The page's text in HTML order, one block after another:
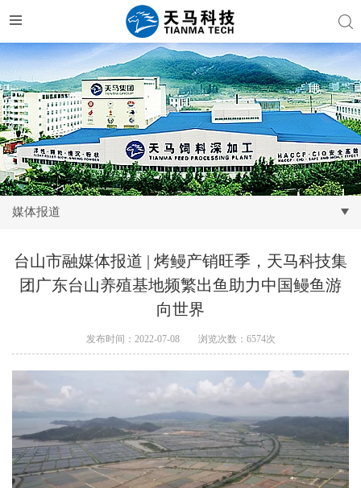
媒体报道
台山市融媒体报道 | 烤鳗产销旺季，天马科技集
团广东台山养殖基地频繁出鱼助力中国鳗鱼游
向世界
发布时间：2022-07-08 浏览次数：6574次